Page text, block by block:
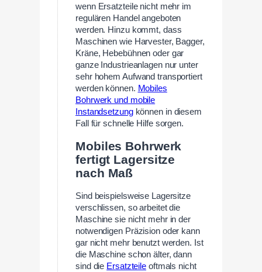
wenn Ersatzteile nicht mehr im
regulären Handel angeboten
werden. Hinzu kommt, dass
Maschinen wie Harvester, Bagger,
Kräne, Hebebühnen oder gar
ganze Industrieanlagen nur unter
sehr hohem Aufwand transportiert
werden können. Mobiles
Bohrwerk und mobile
Instandsetzungkönnen in diesem
Fall für schnelle Hilfe sorgen.
Mobiles Bohrwerk
fertigt Lagersitze
nach Maß
Sind beispielsweise Lagersitze
verschlissen, so arbeitet die
Maschine sie nicht mehr in der
notwendigen Präzision oder kann
gar nicht mehr benutzt werden. Ist
die Maschine schon älter, dann
sind die Ersatzteile oftmals nicht